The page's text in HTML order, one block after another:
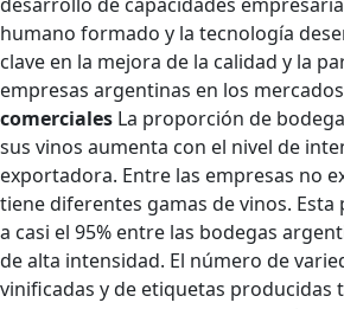
desarrollo de capacidades
humano formado y la tecnología
clave en la mejora de la calidad y la
empresas argentinas en los
comerciales La proporción de
sus vinos aumenta con el nivel de
exportadora. Entre las empresas no
tiene diferentes gamas de vinos.
a casi el 95% entre las bodegas
de alta intensidad. El número de
vinificadas y de etiquetas producidas